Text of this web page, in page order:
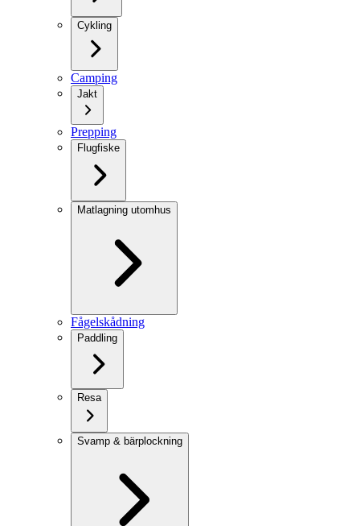
Cykling
Camping
Jakt
Prepping
Flugfiske
Matlagning utomhus
Fågelskådning
Paddling
Resa
Svamp & bärplockning